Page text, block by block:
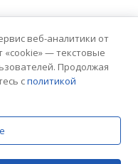
защищены.
веб-аналитики от
«cookie» — текстовые
Продолжая
сполитикой